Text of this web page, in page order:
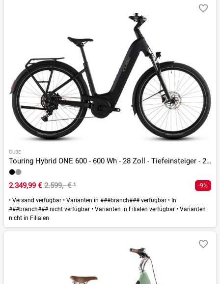
CUBE
Touring Hybrid ONE 600 - 600 Wh - 28 Zoll - Tiefeinsteiger - 2026
2.349,99 € 2.599,- €¹ -9%
• Versand verfügbar • Varianten in ###branch### verfügbar • In
###branch### nicht verfügbar • Varianten in Filialen verfügbar • Varianten
nicht in Filialen